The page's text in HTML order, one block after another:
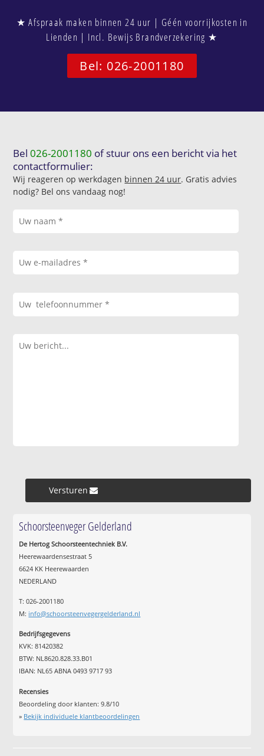
★ Afspraak maken binnen 24 uur | Géén voorrijkosten in
Lienden | Incl. Bewijs Brandverzekering ★
Bel: 026-2001180
Bel026-2001180 of stuur ons een bericht via het
contactformulier:
Wij reageren op werkdagen binnen 24 uur. Gratis advies
nodig? Bel ons vandaag nog!
Versturen »
Schoorsteenveger Gelderland
De Hertog Schoorsteentechniek B.V.
Heerewaardensestraat 5
6624 KK Heerewaarden
NEDERLAND
T: 026-2001180
M: info@schoorsteenvegergelderland.nl
Bedrijfsgegevens
KVK: 81420382
BTW: NL8620.828.33.B01
IBAN: NL65 ABNA 0493 9717 93
Recensies
Beoordeling door klanten:9.8/10
» Bekijk individuele klantbeoordelingen